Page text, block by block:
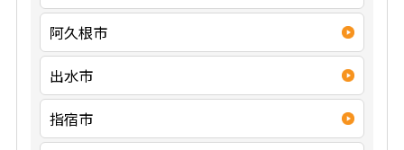
阿久根市
出水市
指宿市